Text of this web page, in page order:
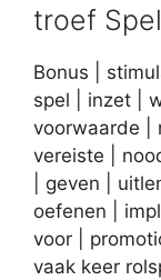
troef
Bonus |
spel | inzet |
voorwaarde |
vereiste |
| geven |
oefenen |
voor |
vaak keer